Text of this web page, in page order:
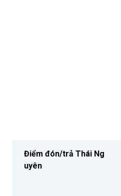
Điểm đón/trả Thái Ng
uyên